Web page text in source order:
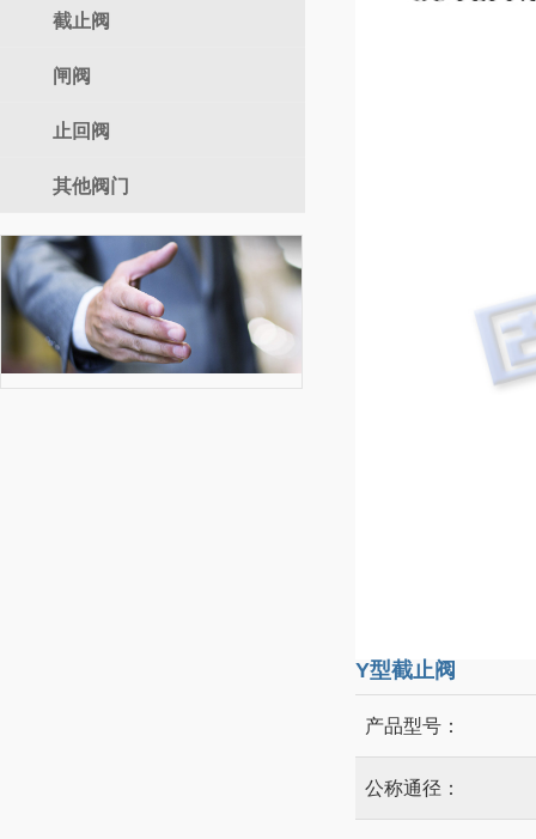
气动蝶阀
电动球阀
气动球阀
截止阀
电动截止阀
气动截止阀
闸阀
电动闸阀
气动闸阀
止回阀
其他阀门
Y型截止阀
产品型号：
公称通径：